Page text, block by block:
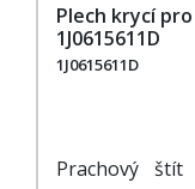
Plech krycí
1J0615611D
1J0615611D
Prachový